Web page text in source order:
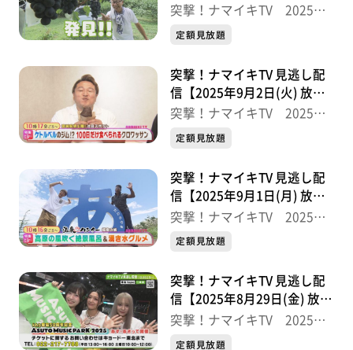
分】
突撃！ナマイキTV 2025後
半
定額見放題
突撃！ナマイキTV 見逃し配
信【2025年9月2日(火) 放送
分】
突撃！ナマイキTV 2025後
半
定額見放題
突撃！ナマイキTV 見逃し配
信【2025年9月1日(月) 放送
分】
突撃！ナマイキTV 2025後
半
定額見放題
突撃！ナマイキTV 見逃し配
信【2025年8月29日(金) 放送
分】
突撃！ナマイキTV 2025後
半
定額見放題